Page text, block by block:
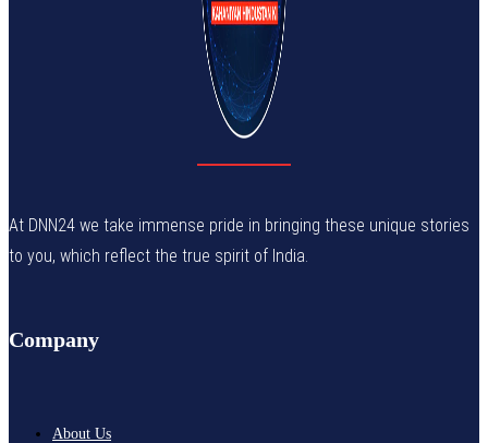
At DNN24 we take immense pride in bringing these unique stories
to you, which reflect the true spirit of India.
Company
About Us